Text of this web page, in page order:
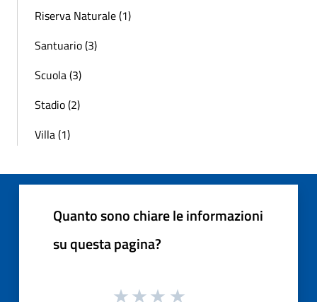
Riserva Naturale (1)
Santuario (3)
Scuola (3)
Stadio (2)
Villa (1)
Quanto sono chiare le informazioni
su questa pagina?